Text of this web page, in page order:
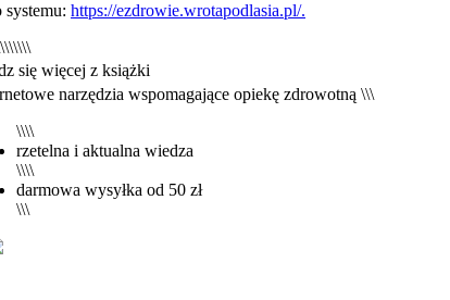
https://ezdrowie.wrotapodlasia.pl/.
się więcej z książki
narzędzia wspomagające opiekę zdrowotną \\\
\\\\
rzetelna i aktualna wiedza
\\\\
darmowa wysyłka od 50 zł
\\\